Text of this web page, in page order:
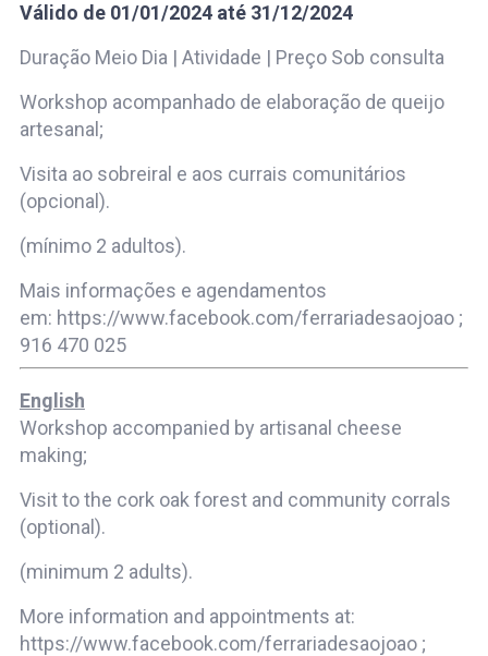
Válido de 01/01/2024 até 31/12/2024
Duração Meio Dia | Atividade | Preço Sob consulta
Workshop acompanhado de elaboração de queijo
artesanal;
Visita ao sobreiral e aos currais comunitários
(opcional).
(mínimo 2 adultos).
Mais informações e agendamentos
em: https://www.facebook.com/ferrariadesaojoao ;
916 470 025
English
Workshop accompanied by artisanal cheese
making;
Visit to the cork oak forest and community corrals
(optional).
(minimum 2 adults).
More information and appointments at:
https://www.facebook.com/ferrariadesaojoao ;